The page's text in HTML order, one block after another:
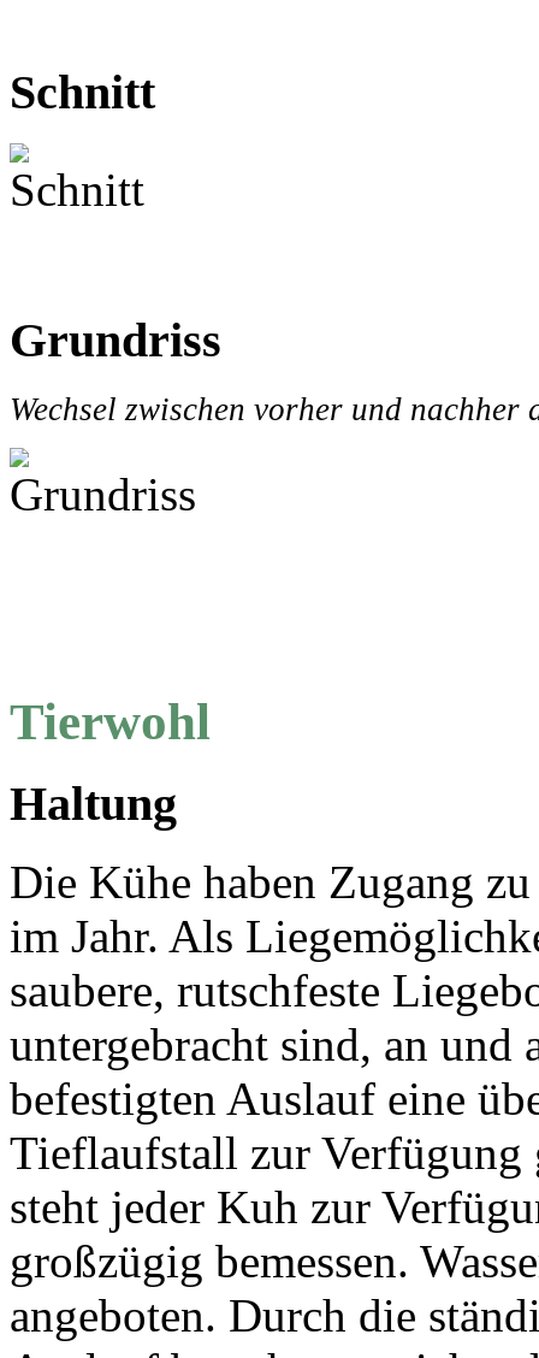
Schnitt
Grundriss
Wechsel zwischen vorher und
Tierwohl
Haltung
Die Kühe haben Zugang
im Jahr. Als
saubere, rutschfeste
untergebracht sind, an und
befestigten Auslauf eine
Tieflaufstall zur Verfügung
steht jeder Kuh zur
großzügig bemessen.
angeboten. Durch die